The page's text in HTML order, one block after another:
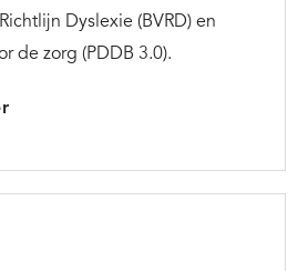
Dyslexie (BVRD) en
de zorg (PDDB 3.0).